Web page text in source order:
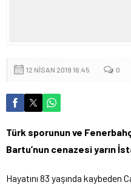
12 NISAN 2019 16:45 0
Türk sporunun ve
Bartu’nun cenazesi yarın
Hayatını 83 yaşında kaybeden